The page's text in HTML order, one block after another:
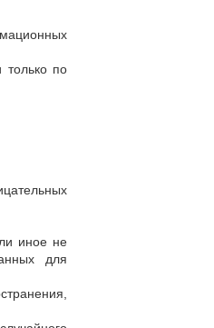
только по
иное не
для